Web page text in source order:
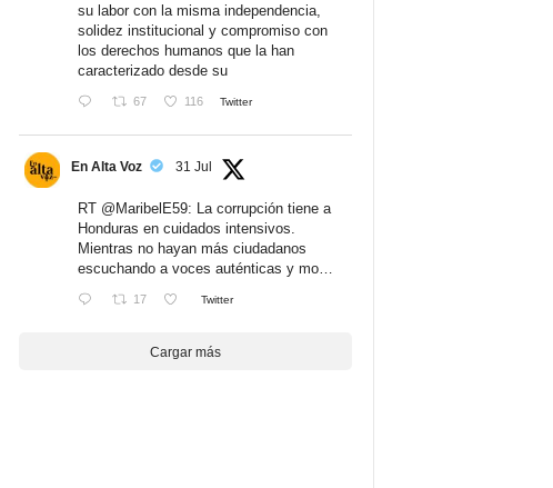
su labor con la misma independencia,
solidez institucional y compromiso con
los derechos humanos que la han
caracterizado desde su
67 116 Twitter
En Alta Voz 31 Jul
RT @MaribelE59: La corrupción tiene a
Honduras en cuidados intensivos.
Mientras no hayan más ciudadanos
escuchando a voces auténticas y mo…
17 Twitter
Cargar más